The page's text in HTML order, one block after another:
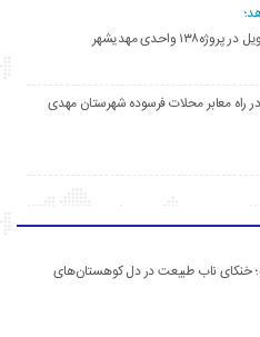
در راه معابر محلات فرسوده شهرستان مهدی
خنکای ناب طبیعت در دل کوهستان‌های